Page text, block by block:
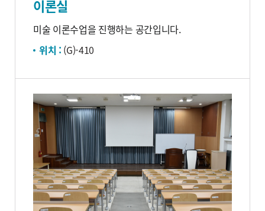
이론실
미술 이론수업을 진행하는 공간입니다.
위치 : (G)-410